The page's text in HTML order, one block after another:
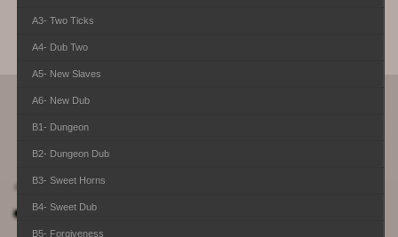
A3- Two Ticks
A4- Dub Two
A5- New Slaves
A6- New Dub
B1- Dungeon
B2- Dungeon Dub
B3- Sweet Horns
B4- Sweet Dub
B5- Forgiveness